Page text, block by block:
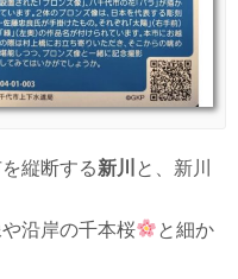
縦断する新川
と、新川
沿岸の千本桜
と細か